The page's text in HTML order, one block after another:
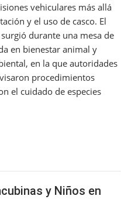
vehiculares más allá
y el uso de casco. El
durante una mesa de
en bienestar animal y
en la que autoridades
procedimientos
el cuidado de especies
y Niños en